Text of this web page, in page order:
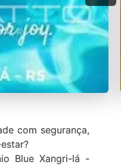
com segurança,
Blue Xangri-lá -